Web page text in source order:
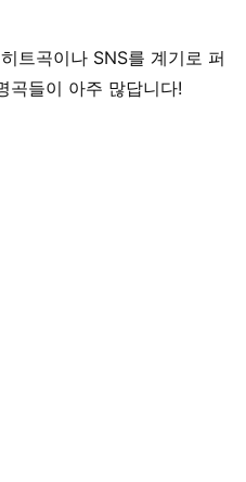
트곡이나 SNS를 계기로 퍼
곡들이 아주 많답니다!